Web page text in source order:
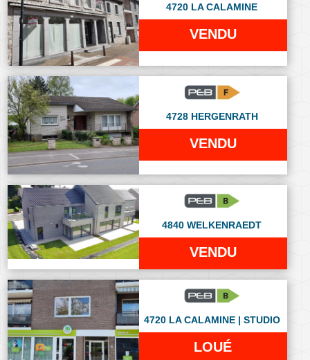
4720 LA CALAMINE
VENDU
4728 HERGENRATH
VENDU
4840 WELKENRAEDT
VENDU
4720 LA CALAMINE | STUDIO
LOUÉ